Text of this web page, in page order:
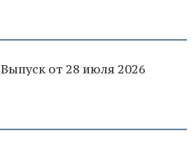
Выпуск от 28 июля 2026